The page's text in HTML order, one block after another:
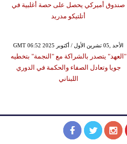
صندوق أميركي يحصل على حصة أغلبية في
أتلتيكو مدريد
GMT 06:52 2025 الأحد ,05 تشرين الأول / أكتوبر
"العهد" يتصدر بالشراكة مع "النجمة" بتخطيه
جويا وتعادل الصفاء والحكمة في الدوري
اللبناني